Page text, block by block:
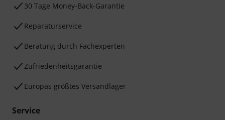
30 Tage Money-Back-Garantie
Reparaturservice
Beratung durch Fachexperten
Zufriedenheitsgarantie
Europas größtes Versandlager
Service